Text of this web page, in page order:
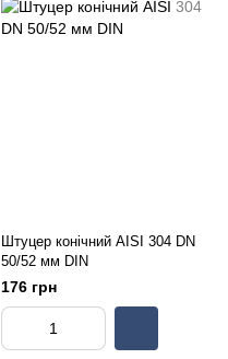
Штуцер конічний AISI 304 DN
50/52 мм DIN
176 грн